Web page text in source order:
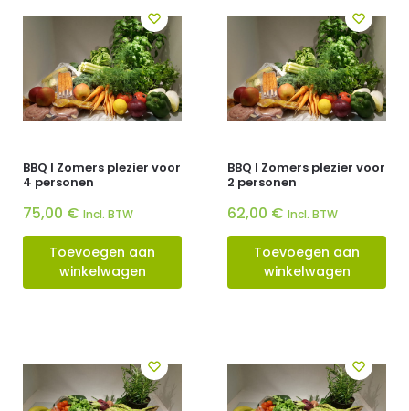
BBQ I Zomers plezier voor
4 personen
75,00 € Incl. BTW
Toevoegen aan
winkelwagen
BBQ I Zomers plezier voor
2 personen
62,00 € Incl. BTW
Toevoegen aan
winkelwagen